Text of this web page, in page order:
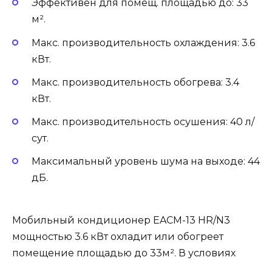
Эффективен для помещ. площадью до: 33
м².
Макс. производительность охлаждения: 3.6
кВт.
Макс. производительность обогрева: 3.4
кВт.
Макс. производительность осушения: 40 л/
сут.
Максимальный уровень шума на выходе: 44
дБ.
Мобильный кондиционер EACM-13 HR/N3
мощностью 3.6 кВт охладит или обогреет
помещение площадью до 33м². В условиях